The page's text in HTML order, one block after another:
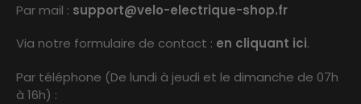
Par mail : support@velo-electrique-shop.fr
Via notre formulaire de contact : en cliquant ici.
Par téléphone (De lundi à jeudi et le dimanche de 07h
à 16h) :